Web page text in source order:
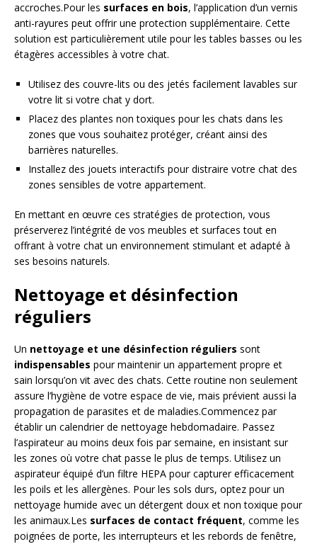
accroches.Pour les surfaces en bois, l’application d’un vernis
anti-rayures peut offrir une protection supplémentaire. Cette
solution est particulièrement utile pour les tables basses ou les
étagères accessibles à votre chat.
Utilisez des couvre-lits ou des jetés facilement lavables sur
votre lit si votre chat y dort.
Placez des plantes non toxiques pour les chats dans les
zones que vous souhaitez protéger, créant ainsi des
barrières naturelles.
Installez des jouets interactifs pour distraire votre chat des
zones sensibles de votre appartement.
En mettant en œuvre ces stratégies de protection, vous
préserverez l’intégrité de vos meubles et surfaces tout en
offrant à votre chat un environnement stimulant et adapté à
ses besoins naturels.
Nettoyage et désinfection
réguliers
Un nettoyage et une désinfection réguliers sont
indispensables pour maintenir un appartement propre et
sain lorsqu’on vit avec des chats. Cette routine non seulement
assure l’hygiène de votre espace de vie, mais prévient aussi la
propagation de parasites et de maladies.Commencez par
établir un calendrier de nettoyage hebdomadaire. Passez
l’aspirateur au moins deux fois par semaine, en insistant sur
les zones où votre chat passe le plus de temps. Utilisez un
aspirateur équipé d’un filtre HEPA pour capturer efficacement
les poils et les allergènes. Pour les sols durs, optez pour un
nettoyage humide avec un détergent doux et non toxique pour
les animaux.Les surfaces de contact fréquent, comme les
poignées de porte, les interrupteurs et les rebords de fenêtre,